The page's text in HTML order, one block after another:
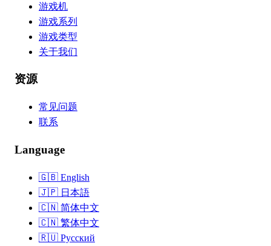
游戏机
游戏系列
游戏类型
关于我们
资源
常见问题
联系
Language
🇬🇧 English
🇯🇵 日本語
🇨🇳 简体中文
🇨🇳 繁体中文
🇷🇺 Русский